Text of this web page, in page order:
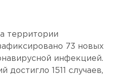
территории
73 новых
инфекцией.
1511 случаев,